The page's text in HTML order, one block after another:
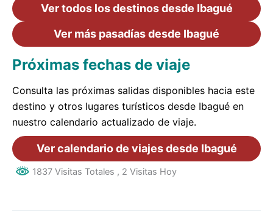
Ver todos los destinos desde Ibagué
Ver más pasadías desde Ibagué
Próximas fechas de viaje
Consulta las próximas salidas disponibles hacia este
destino y otros lugares turísticos desde Ibagué en
nuestro calendario actualizado de viaje.
Ver calendario de viajes desde Ibagué
1837 Visitas Totales , 2 Visitas Hoy